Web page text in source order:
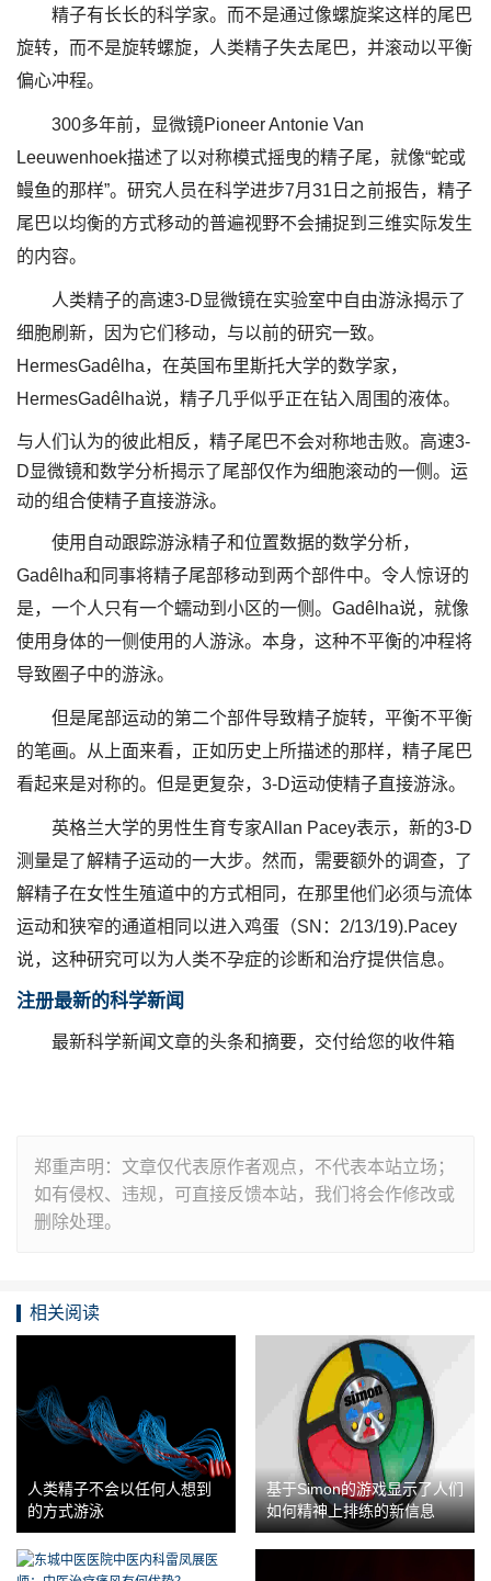
精子有长长的科学家。而不是通过像螺旋桨这样的尾巴
旋转，而不是旋转螺旋，人类精子失去尾巴，并滚动以平衡
偏心冲程。
300多年前，显微镜Pioneer Antonie Van
Leeuwenhoek描述了以对称模式摇曳的精子尾，就像“蛇或
鳗鱼的那样”。研究人员在科学进步7月31日之前报告，精子
尾巴以均衡的方式移动的普遍视野不会捕捉到三维实际发生
的内容。
人类精子的高速3-D显微镜在实验室中自由游泳揭示了
细胞刷新，因为它们移动，与以前的研究一致。
HermesGadêlha，在英国布里斯托大学的数学家，
HermesGadêlha说，精子几乎似乎正在钻入周围的液体。
与人们认为的彼此相反，精子尾巴不会对称地击败。高速3-
D显微镜和数学分析揭示了尾部仅作为细胞滚动的一侧。运
动的组合使精子直接游泳。
使用自动跟踪游泳精子和位置数据的数学分析，
Gadêlha和同事将精子尾部移动到两个部件中。令人惊讶的
是，一个人只有一个蠕动到小区的一侧。Gadêlha说，就像
使用身体的一侧使用的人游泳。本身，这种不平衡的冲程将
导致圈子中的游泳。
但是尾部运动的第二个部件导致精子旋转，平衡不平衡
的笔画。从上面来看，正如历史上所描述的那样，精子尾巴
看起来是对称的。但是更复杂，3-D运动使精子直接游泳。
英格兰大学的男性生育专家Allan Pacey表示，新的3-D
测量是了解精子运动的一大步。然而，需要额外的调查，了
解精子在女性生殖道中的方式相同，在那里他们必须与流体
运动和狭窄的通道相同以进入鸡蛋（SN：2/13/19).Pacey
说，这种研究可以为人类不孕症的诊断和治疗提供信息。
注册最新的科学新闻
最新科学新闻文章的头条和摘要，交付给您的收件箱
郑重声明：文章仅代表原作者观点，不代表本站立场；
如有侵权、违规，可直接反馈本站，我们将会作修改或
删除处理。
相关阅读
人类精子不会以任何人想到
的方式游泳
基于Simon的游戏显示了人们
如何精神上排练的新信息